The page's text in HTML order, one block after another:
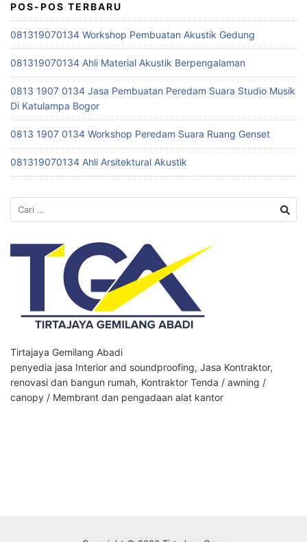
POS-POS TERBARU
081319070134 Workshop Pembuatan Akustik Gedung
081319070134 Ahli Material Akustik Berpengalaman
0813 1907 0134 Jasa Pembuatan Peredam Suara Studio Musik
Di Katulampa Bogor
0813 1907 0134 Workshop Peredam Suara Ruang Genset
081319070134 Ahli Arsitektural Akustik
Cari
untuk:
Tirtajaya Gemilang Abadi
penyedia jasa Interior and soundproofing, Jasa Kontraktor,
renovasi dan bangun rumah, Kontraktor Tenda / awning /
canopy / Membrant dan pengadaan alat kantor